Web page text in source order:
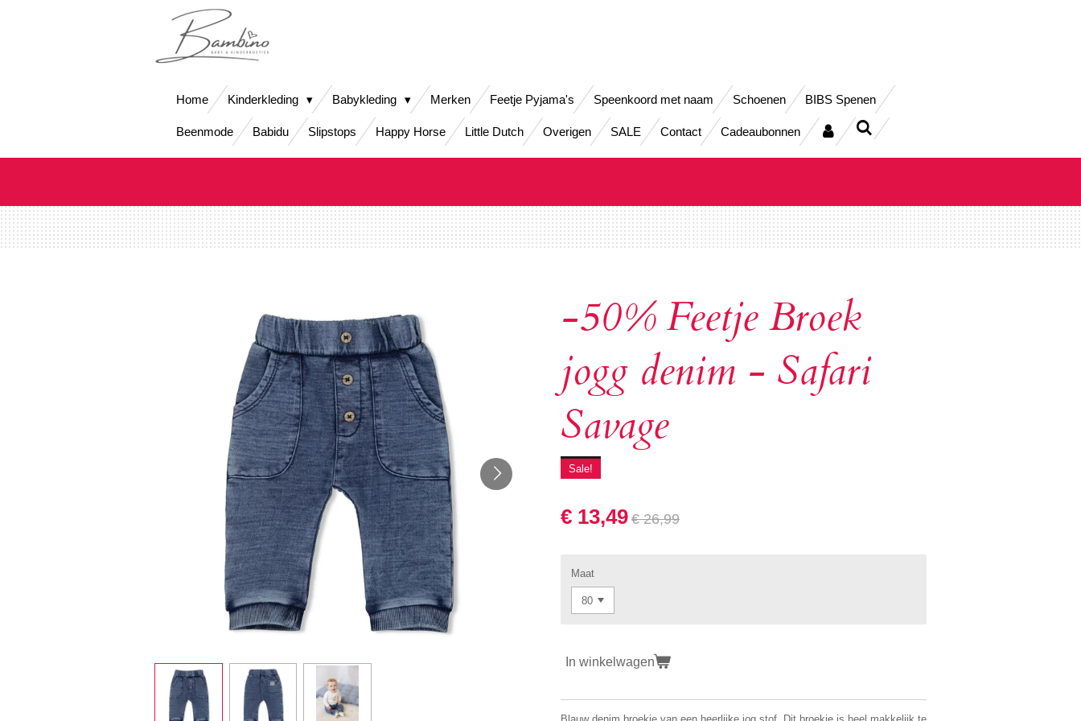
Home Kinderkleding Babykleding Merken Feetje Pyjama's Speenkoord met naam Schoenen BIBS Spenen
Beenmode Babidu Slipstops Happy Horse Little Dutch Overigen SALE Contact Cadeaubonnen
-50% Feetje Broek
jogg denim - Safari
Savage
Sale!
€ 13,49€ 26,99
Maat
In winkelwagen